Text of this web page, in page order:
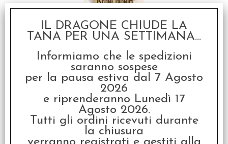
Brancalonia - Atlante
del Regno
€ 38,99
€ 31,19
IL DRAGONE CHIUDE LA
TANA PER UNA SETTIMANA...
Informiamo che le spedizioni
saranno sospese
per la pausa estiva dal 7 Agosto
2026
e riprenderanno Lunedì 17
Agosto 2026.
Tutti gli ordini ricevuti durante
la chiusura